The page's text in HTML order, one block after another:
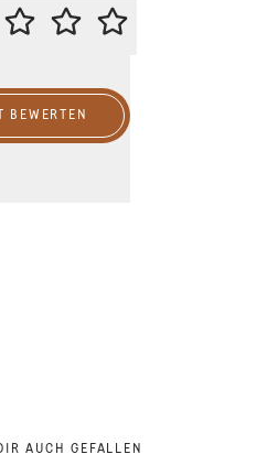
BITTE BEWERTE DIESES REZEPT
BEWERTEN
AUCH GEFALLEN